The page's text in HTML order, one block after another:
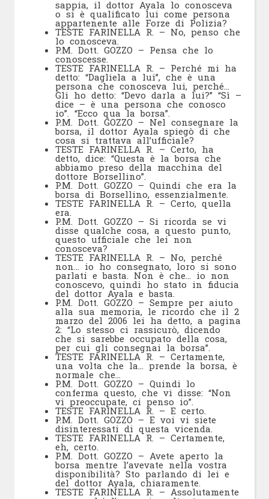
sappia, il dottor Ayala lo conosceva
o si è qualificato lui come persona
appartenente alle Forze di Polizia?
TESTE FARINELLA R. – No, penso che
lo conosceva.
P.M. Dott. GOZZO – Pensa che lo
conoscesse.
TESTE FARINELLA R. – Perché mi ha
detto: “Dagliela a lui”, che è una
persona che conosceva lui, perché…
Gli ho detto: “Devo darla a lui?” “Sì –
dice – è una persona che conosco
io”. “Ecco qua la borsa”.
P.M. Dott. GOZZO – Nel consegnare la
borsa, il dottor Ayala spiegò di che
cosa si trattava all’ufficiale?
TESTE FARINELLA R. – Certo, ha
detto, dice: “Questa è la borsa che
abbiamo preso della macchina del
dottore Borsellino”.
P.M. Dott. GOZZO – Quindi che era la
borsa di Borsellino, essenzialmente.
TESTE FARINELLA R. – Certo, quella
era.
P.M. Dott. GOZZO – Si ricorda se vi
disse qualche cosa, a questo punto,
questo ufficiale che lei non
conosceva?
TESTE FARINELLA R. – No, perché
non… io ho consegnato, loro si sono
parlati e basta. Non è che… io non
conoscevo, quindi ho stato in fiducia
del dottor Ayala e basta.
P.M. Dott. GOZZO – Sempre per aiuto
alla sua memoria, le ricordo che il 2
marzo del 2006 lei ha detto, a pagina
2: “Lo stesso ci rassicurò, dicendo
che si sarebbe occupato della cosa,
per cui gli consegnai la borsa”.
TESTE FARINELLA R. – Certamente,
una volta che la… prende la borsa, è
normale che…
P.M. Dott. GOZZO – Quindi lo
conferma questo, che vi disse: “Non
vi preoccupate, ci penso io”.
TESTE FARINELLA R. – E certo.
P.M. Dott. GOZZO – E voi vi siete
disinteressati di questa vicenda.
TESTE FARINELLA R. – Certamente,
eh, certo.
P.M. Dott. GOZZO – Avete aperto la
borsa mentre l’avevate nella vostra
disponibilità? Sto parlando di lei e
del dottor Ayala, chiaramente.
TESTE FARINELLA R. – Assolutamente